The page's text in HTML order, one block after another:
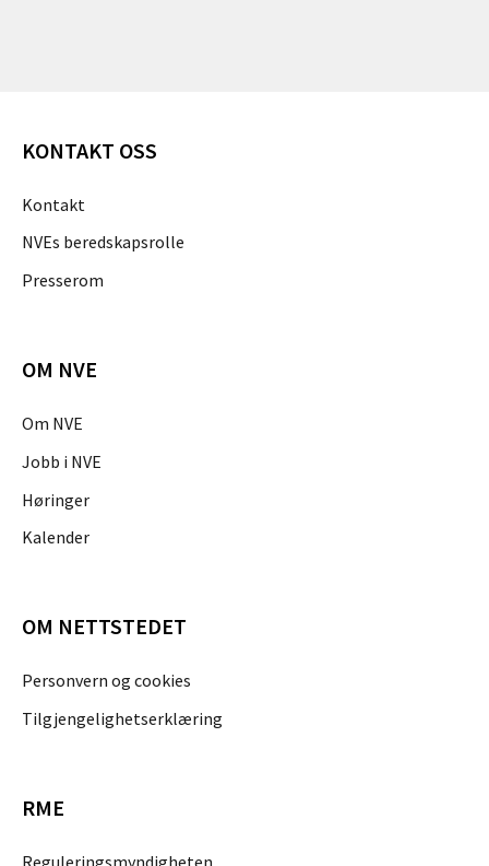
KONTAKT OSS
Kontakt
NVEs beredskapsrolle
Presserom
OM NVE
Om NVE
Jobb i NVE
Høringer
Kalender
OM NETTSTEDET
Personvern og cookies
Tilgjengelighetserklæring
RME
Reguleringsmyndigheten